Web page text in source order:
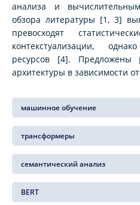
анализа и
обзора литературы [1, 3]
превосходят
контекстуализации,
ресурсов [4]. Предложены
архитектуры в зависимости
машинное обучение
трансформеры
семантический анализ
BERT